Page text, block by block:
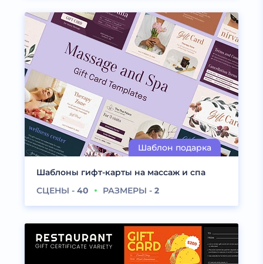
Шаблоны гифт-карты на массаж и спа
СЦЕНЫ - 40 РАЗМЕРЫ - 2